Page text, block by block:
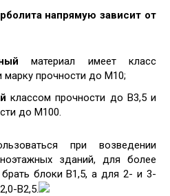
напрямую зависит от
материал имеет класс
марку прочности до М10;
классом прочности до В3,5 и
до М100.
при возведении
зданий, для более
блоки В1,5, а для 2- и 3-
В2,5.